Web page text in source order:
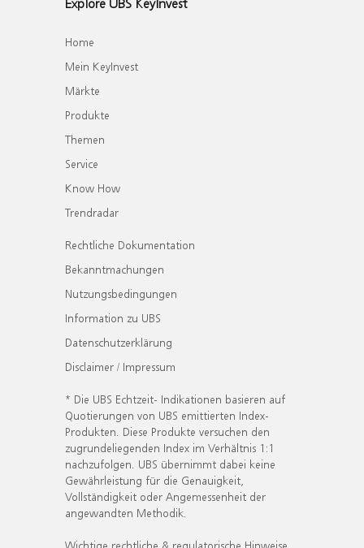
Explore UBS KeyInvest
Home
Mein KeyInvest
Märkte
Produkte
Themen
Service
Know How
Trendradar
Rechtliche Dokumentation
Bekanntmachungen
Nutzungsbedingungen
Information zu UBS
Datenschutzerklärung
Disclaimer / Impressum
* Die UBS Echtzeit- Indikationen basieren auf
Quotierungen von UBS emittierten Index-
Produkten. Diese Produkte versuchen den
zugrundeliegenden Index im Verhältnis 1:1
nachzufolgen. UBS übernimmt dabei keine
Gewährleistung für die Genauigkeit,
Vollständigkeit oder Angemessenheit der
angewandten Methodik.